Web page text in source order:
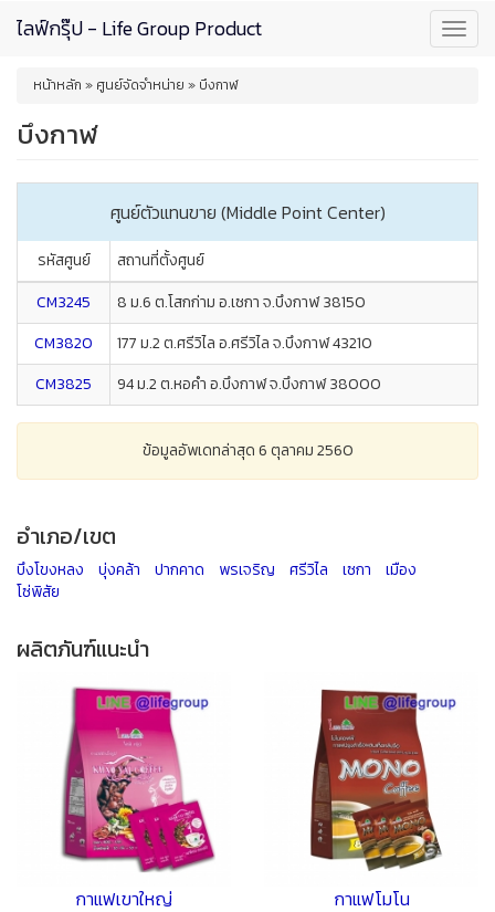
content
ไลฟ์กรุ๊ป - Life Group Product
You
here
หน้าหลัก » ศูนย์จัดจำหน่าย » บึงกาฬ
บึงกาฬ
ศูนย์ตัวแทนขาย (Middle Point Center)
รหัสศูนย์
สถานที่ตั้งศูนย์
CM3245
8 ม.6 ต.โสกก่าม อ.เซกา จ.บึงกาฬ 38150
CM3820
177 ม.2 ต.ศรีวิไล อ.ศรีวิไล จ.บึงกาฬ 43210
CM3825
94 ม.2 ต.หอคำ อ.บึงกาฬ จ.บึงกาฬ 38000
ข้อมูลอัพเดทล่าสุด 6 ตุลาคม 2560
อำเภอ/เขต
บึงโขงหลง บุ่งคล้า ปากคาด พรเจริญ ศรีวิไล เซกา
เมือง
โซ่พิสัย
ผลิตภันฑ์แนะนำ
กาแฟเขาใหญ่ กาแฟโมโน